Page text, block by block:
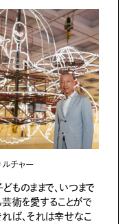
ルチャー
どものままで、いつまで
芸術を愛することがで
れば、それは幸せなこ